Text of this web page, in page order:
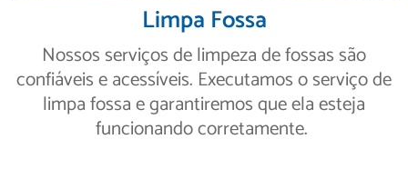
Limpa Fossa
Nossos serviços de limpeza de fossas são
confiáveis e acessíveis. Executamos o serviço de
limpa fossa e garantiremos que ela esteja
funcionando corretamente.